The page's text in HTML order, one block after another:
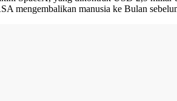
mengembalikan manusia ke Bulan